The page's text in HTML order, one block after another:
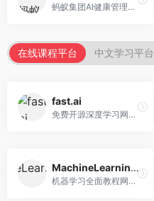
蚂蚁集团AI健康管理服务，专注于个人健康监测。面向个人用户，提供健康评估、慢病管理、健康建议等服务，健康管理便捷。
在线课程平台 中文学习平台
fast.ai
免费开源深度学习网站，专注于实用AI教学。面向开发者，提供免费深度学习课程、实战项目、代码库等资源，学习门槛低。
MachineLearningMastery
机器学习全面教程网站，专注于实用技能教学。面向开发者，提供机器学习算法、Python实现、项目实战等教程，实用性强。